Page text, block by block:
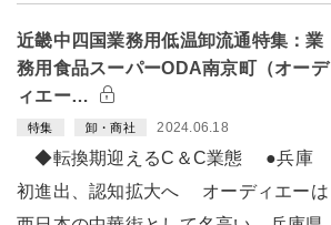
近畿中四国業務用低温卸流通特集：業
務用食品スーパーODA南京町（オーデ
ィエー…
特集 卸・商社 2024.06.18
◆転換期迎えるC＆C業態 ●兵庫
初進出、認知拡大へ オーディエーは